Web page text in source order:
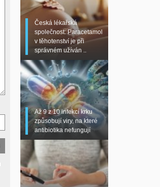
Česká lékařská
společnost: Paracetamol
v těhotenství je při
správném užíván ..
Až 9 z 10 infekcí krku
způsobují viry, na které
antibiotika nefungují